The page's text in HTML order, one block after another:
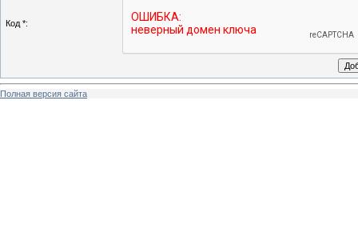
Код *:
Полная версия сайта